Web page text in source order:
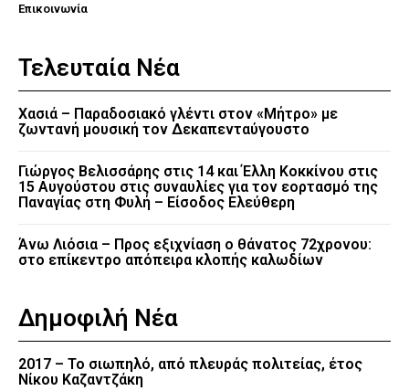
Επικοινωνία
Τελευταία Νέα
Χασιά – Παραδοσιακό γλέντι στον «Μήτρο» με
ζωντανή μουσική τον Δεκαπενταύγουστο
Γιώργος Βελισσάρης στις 14 και Έλλη Κοκκίνου στις
15 Αυγούστου στις συναυλίες για τον εορτασμό της
Παναγίας στη Φυλή – Είσοδος Ελεύθερη
Άνω Λιόσια – Προς εξιχνίαση ο θάνατος 72χρονου:
στο επίκεντρο απόπειρα κλοπής καλωδίων
Δημοφιλή Νέα
2017 – Το σιωπηλό, από πλευράς πολιτείας, έτος
Νίκου Καζαντζάκη